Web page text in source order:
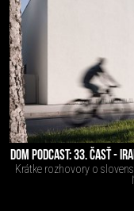
DOM PODCAST: 33. ČASŤ -
Krátke rozhovory o